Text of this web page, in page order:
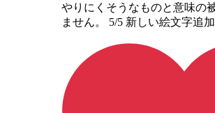
やりにくそうなものと意味の
ません。 5/5 新しい絵文字追加